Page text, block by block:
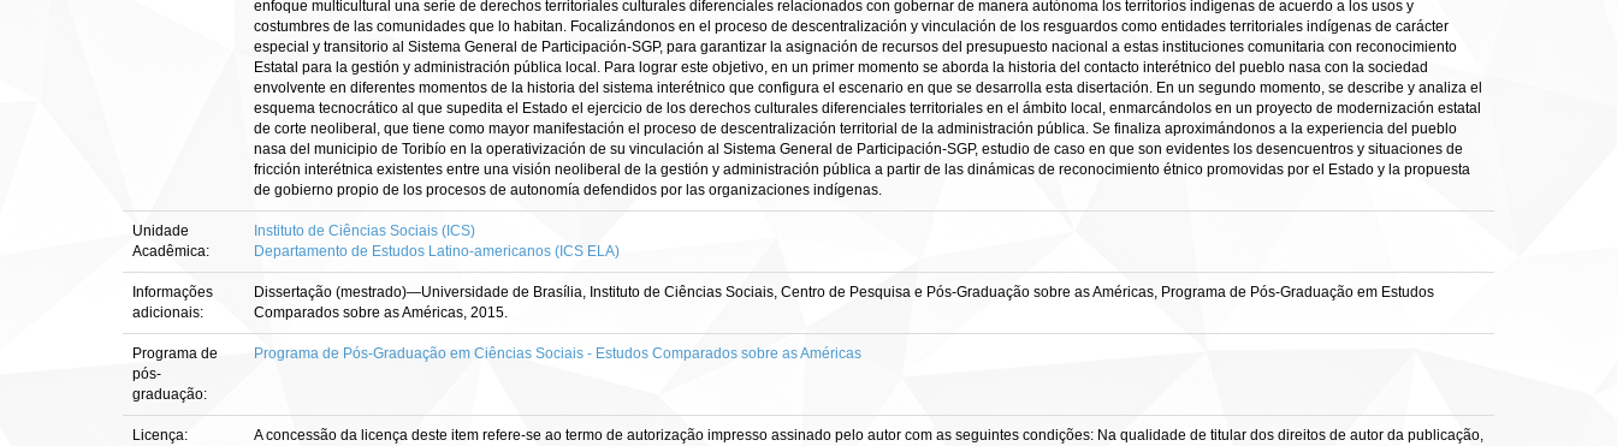
enfoque multicultural una serie de derechos territoriales culturales diferenciales relacionados con gobernar de manera autónoma los territorios indígenas de acuerdo a los usos y
costumbres de las comunidades que lo habitan. Focalizándonos en el proceso de descentralización y vinculación de los resguardos como entidades territoriales indígenas de carácter
especial y transitorio al Sistema General de Participación-SGP, para garantizar la asignación de recursos del presupuesto nacional a estas instituciones comunitaria con reconocimiento
Estatal para la gestión y administración pública local. Para lograr este objetivo, en un primer momento se aborda la historia del contacto interétnico del pueblo nasa con la sociedad
envolvente en diferentes momentos de la historia del sistema interétnico que configura el escenario en que se desarrolla esta disertación. En un segundo momento, se describe y analiza el
esquema tecnocrático al que supedita el Estado el ejercicio de los derechos culturales diferenciales territoriales en el ámbito local, enmarcándolos en un proyecto de modernización estatal
de corte neoliberal, que tiene como mayor manifestación el proceso de descentralización territorial de la administración pública. Se finaliza aproximándonos a la experiencia del pueblo
nasa del municipio de Toribío en la operativización de su vinculación al Sistema General de Participación-SGP, estudio de caso en que son evidentes los desencuentros y situaciones de
fricción interétnica existentes entre una visión neoliberal de la gestión y administración pública a partir de las dinámicas de reconocimiento étnico promovidas por el Estado y la propuesta
de gobierno propio de los procesos de autonomía defendidos por las organizaciones indígenas.
Unidade
Acadêmica:
Instituto de Ciências Sociais (ICS)
Departamento de Estudos Latino-americanos (ICS ELA)
Informações
adicionais:
Dissertação (mestrado)—Universidade de Brasília, Instituto de Ciências Sociais, Centro de Pesquisa e Pós-Graduação sobre as Américas, Programa de Pós-Graduação em Estudos
Comparados sobre as Américas, 2015.
Programa de
pós-
graduação:
Programa de Pós-Graduação em Ciências Sociais - Estudos Comparados sobre as Américas
Licença:
A concessão da licença deste item refere-se ao termo de autorização impresso assinado pelo autor com as seguintes condições: Na qualidade de titular dos direitos de autor da publicação,